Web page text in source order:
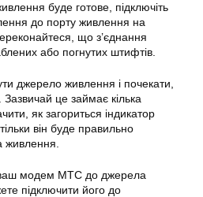
буде готове, підключіть
до порту живлення на
що з’єднання
або погнутих штифтів.
джерело живлення і почекати,
це займає кілька
як загориться індикатор
він буде правильно
живлення.
модем МТС до джерела
підключити його до